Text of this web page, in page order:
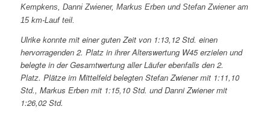
Kempkens, Danni Zwiener, Markus Erben und Stefan Zwiener am
15 km-Lauf teil.
Ulrike konnte mit einer guten Zeit von 1:13,12 Std. einen
hervorragenden 2. Platz in ihrer Alterswertung W45 erzielen und
belegte in der Gesamtwertung aller Läufer ebenfalls den 2.
Platz. Plätze im Mittelfeld belegten Stefan Zwiener mit 1:11,10
Std., Markus Erben mit 1:15,10 Std. und Danni Zwiener mit
1:26,02 Std.